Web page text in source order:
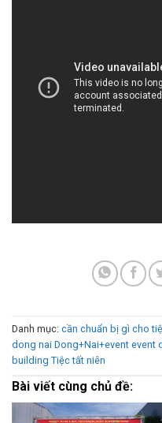
Danh mục: cần chuẩn bị gì cho
dong nai Dong+Nai+event event
building Tiệc tất niên
Bài viết cùng chủ đề: